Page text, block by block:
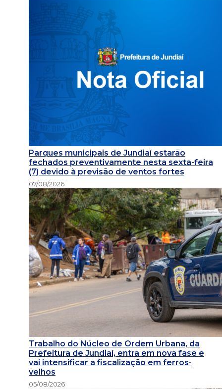
Parques municipais de Jundiaí estarão
fechados preventivamente nesta sexta-feira
(7) devido à previsão de ventos fortes
07/08/2026
Trabalho do Núcleo de Ordem Urbana, da
Prefeitura de Jundiaí, entra em nova fase e
vai intensificar a fiscalização em ferros-
velhos
05/08/2026